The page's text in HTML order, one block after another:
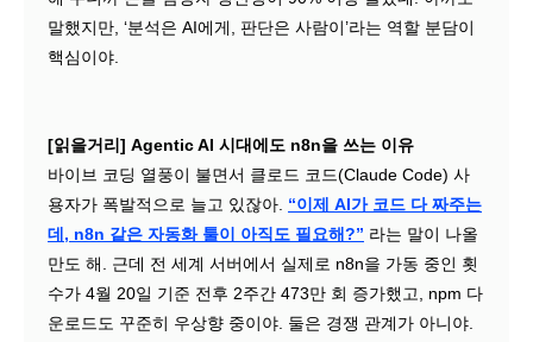
말했지만, ‘분석은 AI에게, 판단은 사람이’라는 역할 분담이
핵심이야.
[읽을거리] Agentic AI 시대에도 n8n을 쓰는 이유
바이브 코딩 열풍이 불면서 클로드 코드(Claude Code) 사
용자가 폭발적으로 늘고 있잖아. “이제 AI가 코드 다 짜주는
데, n8n 같은 자동화 툴이 아직도 필요해?” 라는 말이 나올
만도 해. 근데 전 세계 서버에서 실제로 n8n을 가동 중인 횟
수가 4월 20일 기준 전후 2주간 473만 회 증가했고, npm 다
운로드도 꾸준히 우상향 중이야. 둘은 경쟁 관계가 아니야.